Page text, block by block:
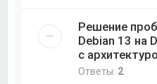
Решение
Debian 13 на
с
Ответы: 2